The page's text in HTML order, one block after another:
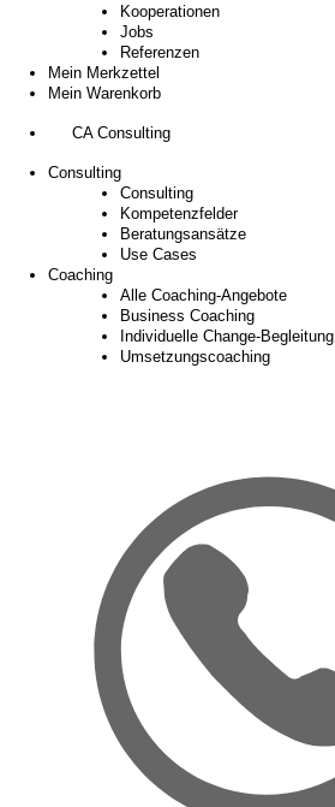
Kooperationen
Jobs
Referenzen
Mein Merkzettel
Mein Warenkorb
CA Consulting
Consulting
Consulting
Kompetenzfelder
Beratungsansätze
Use Cases
Coaching
Alle Coaching-Angebote
Business Coaching
Individuelle Change-Begleitung
Umsetzungscoaching